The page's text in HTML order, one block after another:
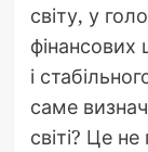
світу, у
фінансових
і
саме
світі? Це